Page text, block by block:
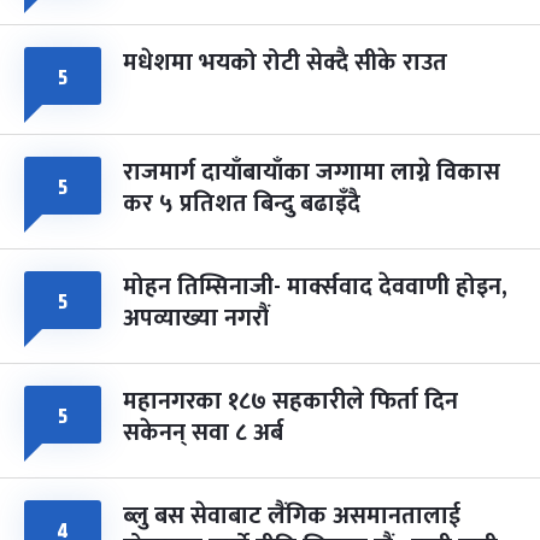
५ मधेशमा भयको रोटी सेक्दै सीके राउत
५ राजमार्ग दायाँबायाँका जग्गामा लाग्ने विकास
कर ५ प्रतिशत बिन्दु बढाइँदै
५ मोहन तिम्सिनाजी- मार्क्सवाद देववाणी होइन,
अपव्याख्या नगरौं
५ महानगरका १८७ सहकारीले फिर्ता दिन
सकेनन् सवा ८ अर्ब
४ ब्लु बस सेवाबाट लैंगिक असमानतालाई